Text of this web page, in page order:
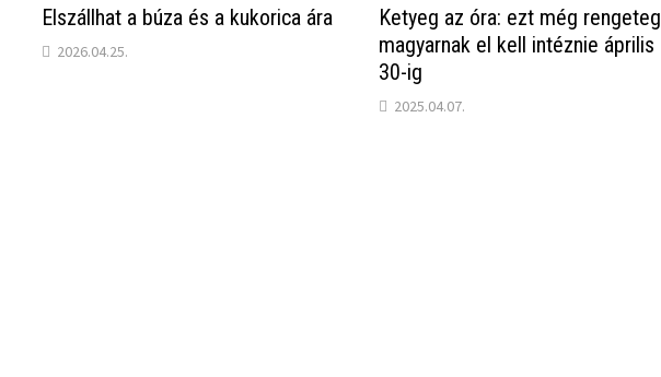
Elszállhat a búza és a kukorica ára
2026.04.25.
Ketyeg az óra: ezt még rengeteg
magyarnak el kell intéznie április
30-ig
2025.04.07.